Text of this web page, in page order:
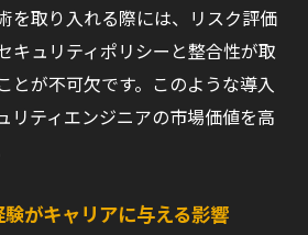
を取り入れる際には、リスク評価
キュリティポリシーと整合性が取
とが不可欠です。このような導入
リティエンジニアの市場価値を高
がキャリアに与える影響